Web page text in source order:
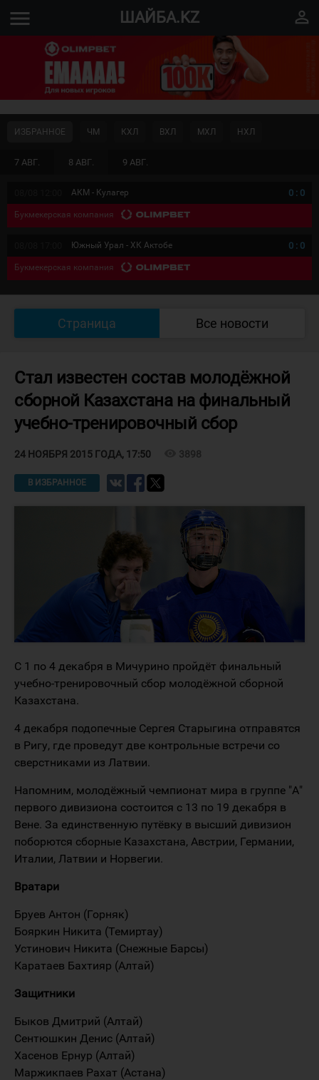
menu ШАЙБА.KZ perm_identity
7 АВГ. 8 АВГ. 9 АВГ.
ИЗБРАННОЕ ЧМ КХЛ ВХЛ МХЛ НХЛ
АКМ - Кулагер 0 : 0
Букмекерская компания
Южный Урал - ХК Актобе 0 : 0
Букмекерская компания
Страница Все новости
Стал известен состав молодёжной
сборной Казахстана на финальный
учебно-тренировочный сбор
24 НОЯБРЯ 2015 ГОДА, 17:50 3898
В ИЗБРАННОЕ
С 1 по 4 декабря в Мичурино пройдёт финальный
учебно-тренировочный сбор молодёжной сборной
Казахстана.
4 декабря подопечные Сергея Старыгина отправятся
в Ригу, где проведут две контрольные встречи со
сверстниками из Латвии.
Напомним, молодёжный чемпионат мира в группе "А"
первого дивизиона состоится с 13 по 19 декабря в
Вене. За единственную путёвку в высший дивизион
поборются сборные Казахстана, Австрии, Германии,
Италии, Латвии и Норвегии.
Вратари
Бруев Антон (Горняк)
Бояркин Никита (Темиртау)
Устинович Никита (Снежные Барсы)
Каратаев Бахтияр (Алтай)
Защитники
Быков Дмитрий (Алтай)
Сентюшкин Денис (Алтай)
Хасенов Ернур (Алтай)
Маржикпаев Рахат (Астана)